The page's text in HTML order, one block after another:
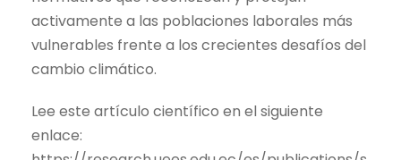
activamente a las poblaciones laborales más
vulnerables frente a los crecientes desafíos del
cambio climático.
Lee este artículo científico en el siguiente
enlace: